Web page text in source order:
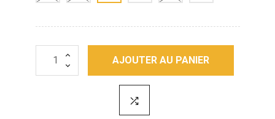
AJOUTER AU PANIER